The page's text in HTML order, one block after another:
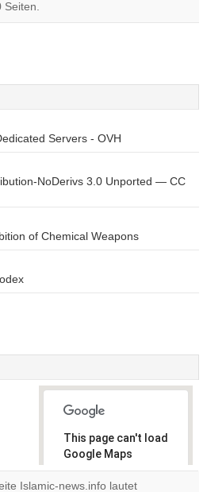
Seiten.
Servers - OVH
NoDerivs 3.0 Unported — CC
of Chemical Weapons
This page can't load
Google Maps
correctly.
Islamic-news.info lautet